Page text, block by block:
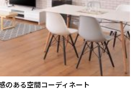
のある空間コーディネート